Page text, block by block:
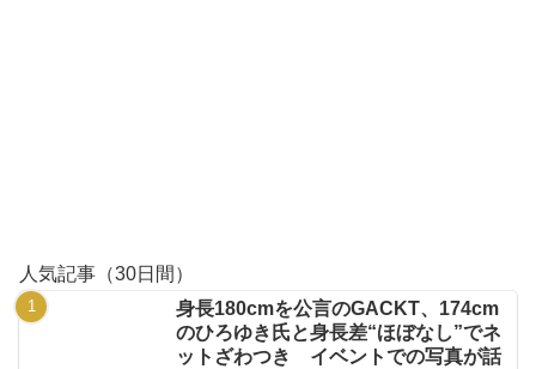
人気記事（30日間）
身長180cmを公言のGACKT、174cm
のひろゆき氏と身長差“ほぼなし”でネ
ットざわつき イベントでの写真が話